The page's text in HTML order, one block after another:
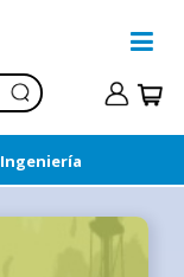
Ingeniería